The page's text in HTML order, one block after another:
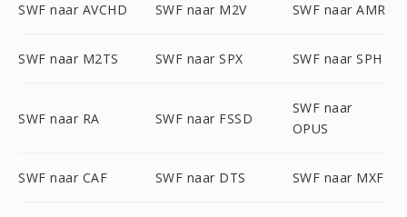
SWF naar AVCHD SWF naar M2V SWF naar AMR
SWF naar M2TS SWF naar SPX SWF naar SPH
SWF naar RA SWF naar FSSD
SWF naar
OPUS
SWF naar CAF SWF naar DTS SWF naar MXF